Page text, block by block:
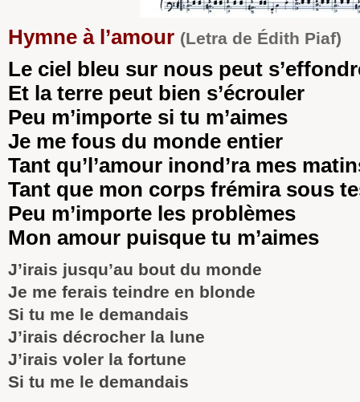
Hymne à l’amour (Letra de Édith Piaf)
Le ciel bleu sur nous peut
Et la terre peut bien s’écrouler
Peu m’importe si tu m’aimes
Je me fous du monde entier
Tant qu’l’amour inond’ra mes
Tant que mon corps frémira sous
Peu m’importe les problèmes
Mon amour puisque tu m’aimes
J’irais jusqu’au bout du monde
Je me ferais teindre en blonde
Si tu me le demandais
J’irais décrocher la lune
J’irais voler la fortune
Si tu me le demandais